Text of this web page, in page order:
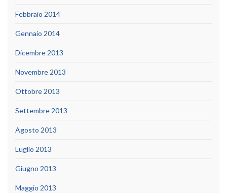
Febbraio 2014
Gennaio 2014
Dicembre 2013
Novembre 2013
Ottobre 2013
Settembre 2013
Agosto 2013
Luglio 2013
Giugno 2013
Maggio 2013